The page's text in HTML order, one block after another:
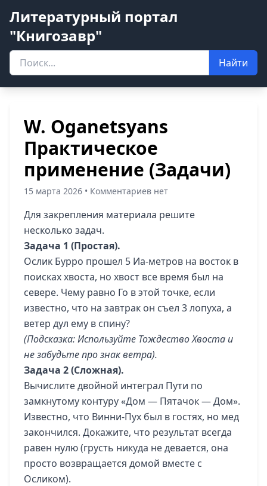
Литературный портал
"Книгозавр"
Найти
W. Oganetsyans
Практическое
применение (Задачи)
15 марта 2026 • Комментариев нет
Для закрепления материала решите
несколько задач.
Задача 1 (Простая).
Ослик Бурро прошел 5 Иа-метров на восток в
поисках хвоста, но хвост все время был на
севере. Чему равно Го в этой точке, если
известно, что на завтрак он съел 3 лопуха, а
ветер дул ему в спину?
(Подсказка: Используйте Тождество Хвоста и
не забудьте про знак ветра).
Задача 2 (Сложная).
Вычислите двойной интеграл Пути по
замкнутому контуру «Дом — Пятачок — Дом».
Известно, что Винни-Пух был в гостях, но мед
закончился. Докажите, что результат всегда
равен нулю (грусть никуда не девается, она
просто возвращается домой вместе с
Осликом).